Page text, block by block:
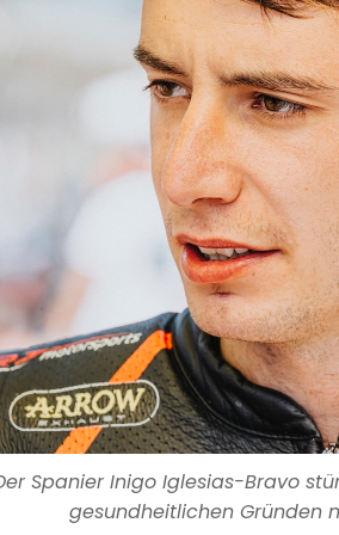
Spanier Inigo Iglesias-Bravo
gesundheitlichen Gründen